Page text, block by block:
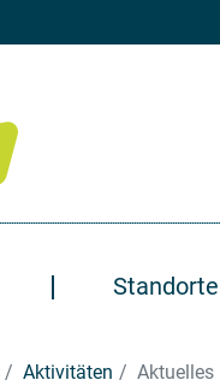
Standorte
Aktivitäten Aktuelles